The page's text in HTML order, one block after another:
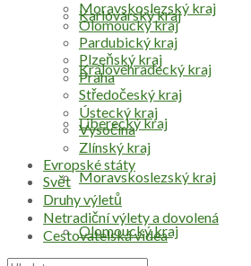
Karlovarský kraj
Královéhradecký kraj
Liberecký kraj
Moravskoslezský kraj
Olomoucký kraj
Moravskoslezský kraj
Olomoucký kraj
Pardubický kraj
Plzeňský kraj
Praha
Středočeský kraj
Ústecký kraj
Vysočina
Zlínský kraj
Evropské státy
Svět
Druhy výletů
Netradiční výlety a dovolená
Cestovatelská videa